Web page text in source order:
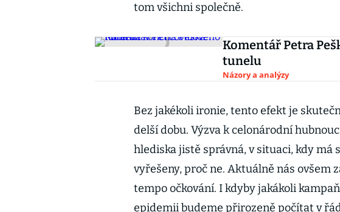
tom všichni společně.
Komentář Petra
tunelu
Názory a analýzy
Bez jakékoli ironie, tento efekt je
delší dobu. Výzva k celonárodní
hlediska jistě správná, v situaci, kdy má
vyřešeny, proč ne. Aktuálně nás ovšem
tempo očkování. I kdyby jakákoli
epidemii budeme přirozeně počítat v